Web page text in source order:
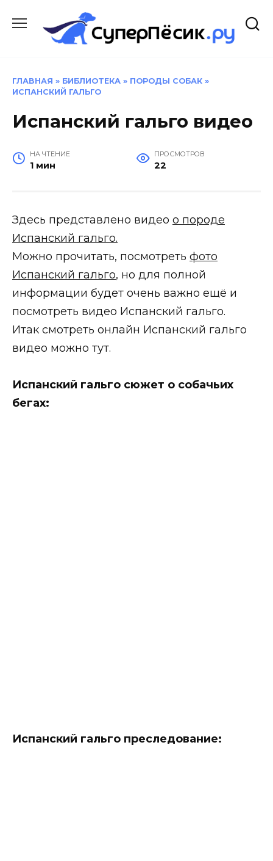
содержанию
ГЛАВНАЯ » БИБЛИОТЕКА » ПОРОДЫ СОБАК »
ИСПАНСКИЙ ГАЛЬГО
Испанский гальго видео
НА ЧТЕНИЕ
1 мин
ПРОСМОТРОВ
22
Здесь представлено видео о породе
Испанский гальго.
Можно прочитать, посмотреть фото
Испанский гальго, но для полной
информации будет очень важно ещё и
посмотреть видео Испанский гальго.
Итак смотреть онлайн Испанский гальго
видео можно тут.
Испанский гальго сюжет о собачьих
бегах:
Испанский гальго преследование: